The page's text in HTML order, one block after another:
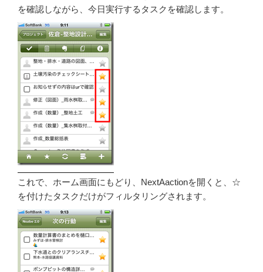
を確認しながら、今日実行するタスクを確認します。
これで、ホーム画面にもどり、NextAactionを開くと、☆
を付けたタスクだけがフィルタリングされます。